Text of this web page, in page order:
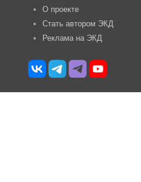
О проекте
Стать автором ЭКД
Реклама на ЭКД